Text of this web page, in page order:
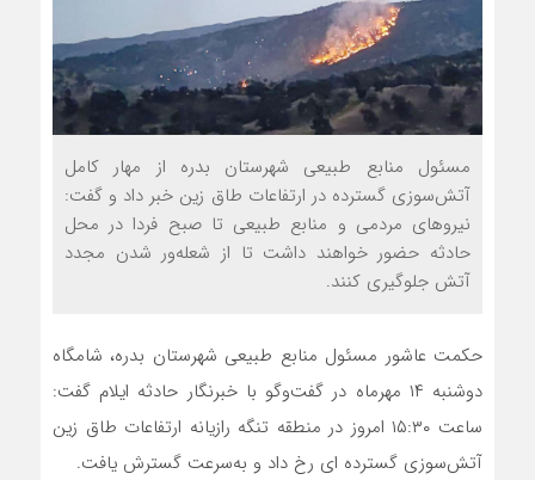
مسئول منابع طبیعی شهرستان بدره از مهار کامل
آتش‌سوزی گسترده در ارتفاعات طاق زین خبر داد و گفت:
نیروهای مردمی و منابع طبیعی تا صبح فردا در محل
حادثه حضور خواهند داشت تا از شعله‌ور شدن مجدد
آتش جلوگیری کنند.
حکمت عاشور مسئول منابع طبیعی شهرستان بدره، شامگاه
دوشنبه ۱۴ مهرماه در گفت‌و‌گو با خبرنگار حادثه ایلام گفت:
ساعت ۱۵:۳۰ امروز در منطقه تنگه رازیانه ارتفاعات طاق زین
آتش‌سوزی گسترده ای رخ داد و به‌سرعت گسترش یافت.